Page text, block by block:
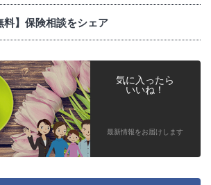
】保険相談をシェア
気に入ったら
いいね！
最新情報をお届けします